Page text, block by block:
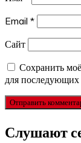
Email *
Сайт
Сохранить
для последующих
Слушают